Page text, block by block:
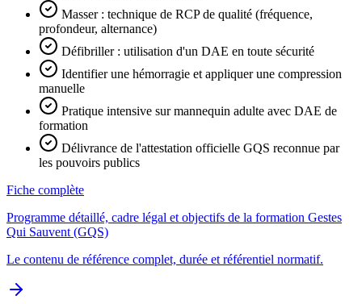
Masser : technique de RCP de qualité (fréquence,
profondeur, alternance)
Défibriller : utilisation d'un DAE en toute sécurité
Identifier une hémorragie et appliquer une compression
manuelle
Pratique intensive sur mannequin adulte avec DAE de
formation
Délivrance de l'attestation officielle GQS reconnue par
les pouvoirs publics
Fiche complète
Programme détaillé, cadre légal et objectifs de la formation Gestes
Qui Sauvent (GQS)
Le contenu de référence complet, durée et référentiel normatif.